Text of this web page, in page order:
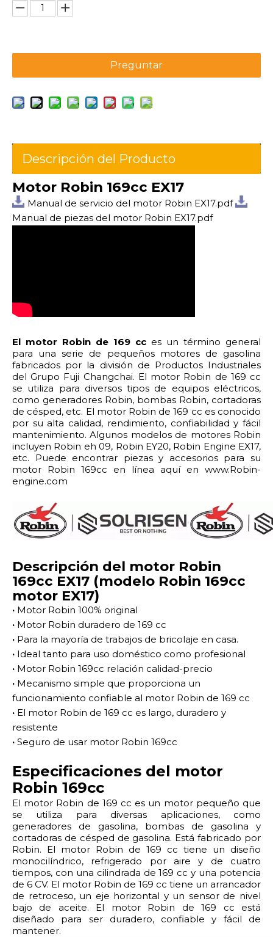
Preguntar
Descripción del Producto
Motor Robin 169cc EX17
Manual de servicio del motor Robin EX17.pdf
Manual de piezas del motor Robin EX17.pdf
El motor Robin de 169 cc es un término general
para una serie de pequeños motores de gasolina
fabricados por la división de Productos Industriales
del Grupo Fuji Changchai. El motor Robin de 169 cc
se utiliza para diversos tipos de equipos eléctricos,
como generadores Robin, bombas Robin, cortadoras
de césped, etc. El motor Robin de 169 cc es conocido
por su alta calidad, rendimiento, confiabilidad y fácil
mantenimiento. Algunos modelos de motores Robin
incluyen Robin eh 09, Robin EY20, Robin Engine EX17,
etc. Puede encontrar piezas y accesorios para su
motor Robin 169cc en línea aquí en www.Robin-
engine.com
Descripción del motor Robin
169cc EX17 (modelo Robin 169cc
motor EX17)
· Motor Robin 100% original
· Motor Robin duradero de 169 cc
· Para la mayoría de trabajos de bricolaje en casa.
· Ideal tanto para uso doméstico como profesional
· Motor Robin 169cc relación calidad-precio
· Mecanismo simple que proporciona un
funcionamiento confiable al motor Robin de 169 cc
· El motor Robin de 169 cc es largo, duradero y
resistente
· Seguro de usar motor Robin 169cc
Especificaciones del motor
Robin 169cc
El motor Robin de 169 cc es un motor pequeño que
se utiliza para diversas aplicaciones, como
generadores de gasolina, bombas de gasolina y
cortadoras de césped de gasolina. Está fabricado por
Robin. El motor Robin de 169 cc tiene un diseño
monocilíndrico, refrigerado por aire y de cuatro
tiempos, con una cilindrada de 169 cc y una potencia
de 6 CV. El motor Robin de 169 cc tiene un arrancador
de retroceso, un eje horizontal y un sensor de nivel
bajo de aceite. El motor Robin de 169 cc está
diseñado para ser duradero, confiable y fácil de
mantener.